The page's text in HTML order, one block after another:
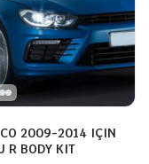
2009-2014 IÇIN
R BODY KIT